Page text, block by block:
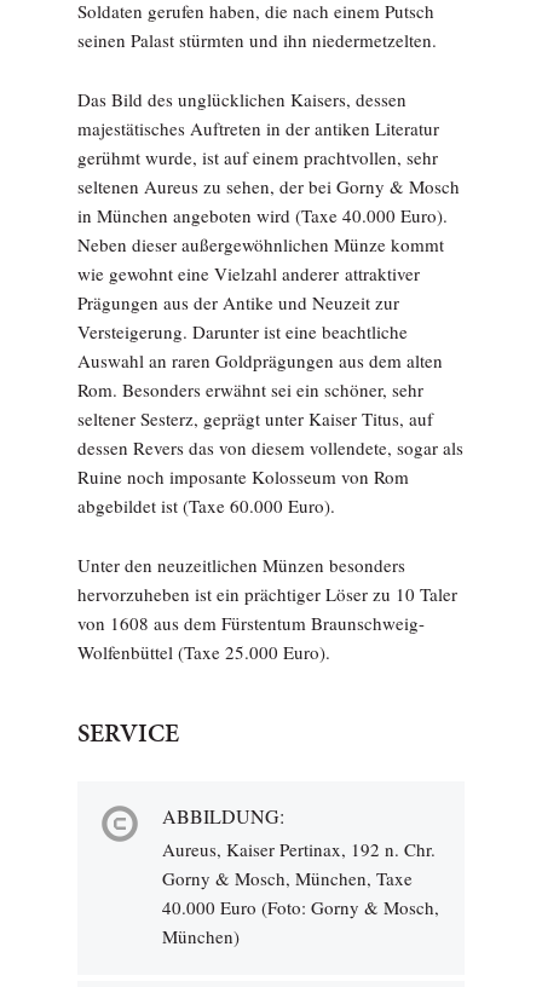
Soldaten gerufen haben, die nach einem Putsch
seinen Palast stürmten und ihn niedermetzelten.
Das Bild des unglücklichen Kaisers, dessen
majestätisches Auftreten in der antiken Literatur
gerühmt wurde, ist auf einem prachtvollen, sehr
seltenen Aureus zu sehen, der bei Gorny & Mosch
in München angeboten wird (Taxe 40.000 Euro).
Neben dieser außergewöhnlichen Münze kommt
wie gewohnt eine Vielzahl anderer attraktiver
Prägungen aus der Antike und Neuzeit zur
Versteigerung. Darunter ist eine beachtliche
Auswahl an raren Goldprägungen aus dem alten
Rom. Besonders erwähnt sei ein schöner, sehr
seltener Sesterz, geprägt unter Kaiser Titus, auf
dessen Revers das von diesem vollendete, sogar als
Ruine noch imposante Kolosseum von Rom
abgebildet ist (Taxe 60.000 Euro).
Unter den neuzeitlichen Münzen besonders
hervorzuheben ist ein prächtiger Löser zu 10 Taler
von 1608 aus dem Fürstentum Braunschweig-
Wolfenbüttel (Taxe 25.000 Euro).
SERVICE
ABBILDUNG:
Aureus, Kaiser Pertinax, 192 n. Chr.
Gorny & Mosch, München, Taxe
40.000 Euro (Foto: Gorny & Mosch,
München)